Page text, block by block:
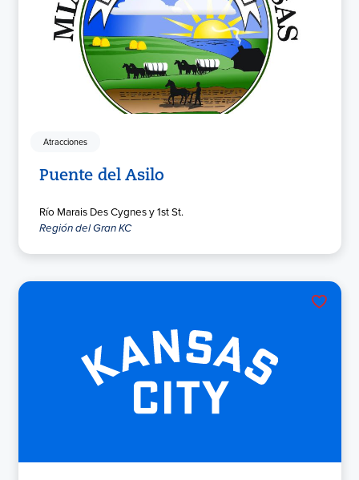
Atracciones
Puente del Asilo
Río Marais Des Cygnes y 1st St.
Región del Gran KC